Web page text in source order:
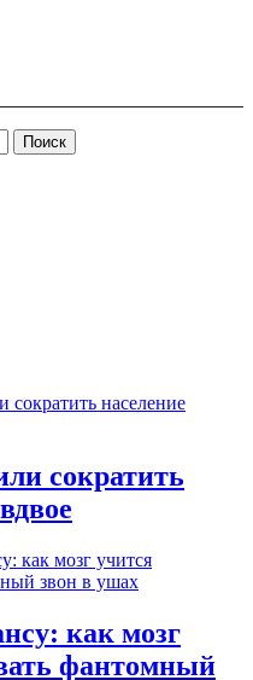
сократить
как мозг
фантомный